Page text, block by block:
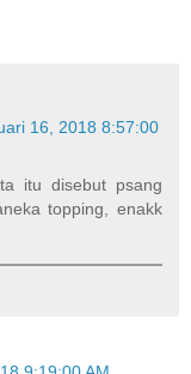
16, 2018 8:57:00
itu disebut psang
topping, enakk